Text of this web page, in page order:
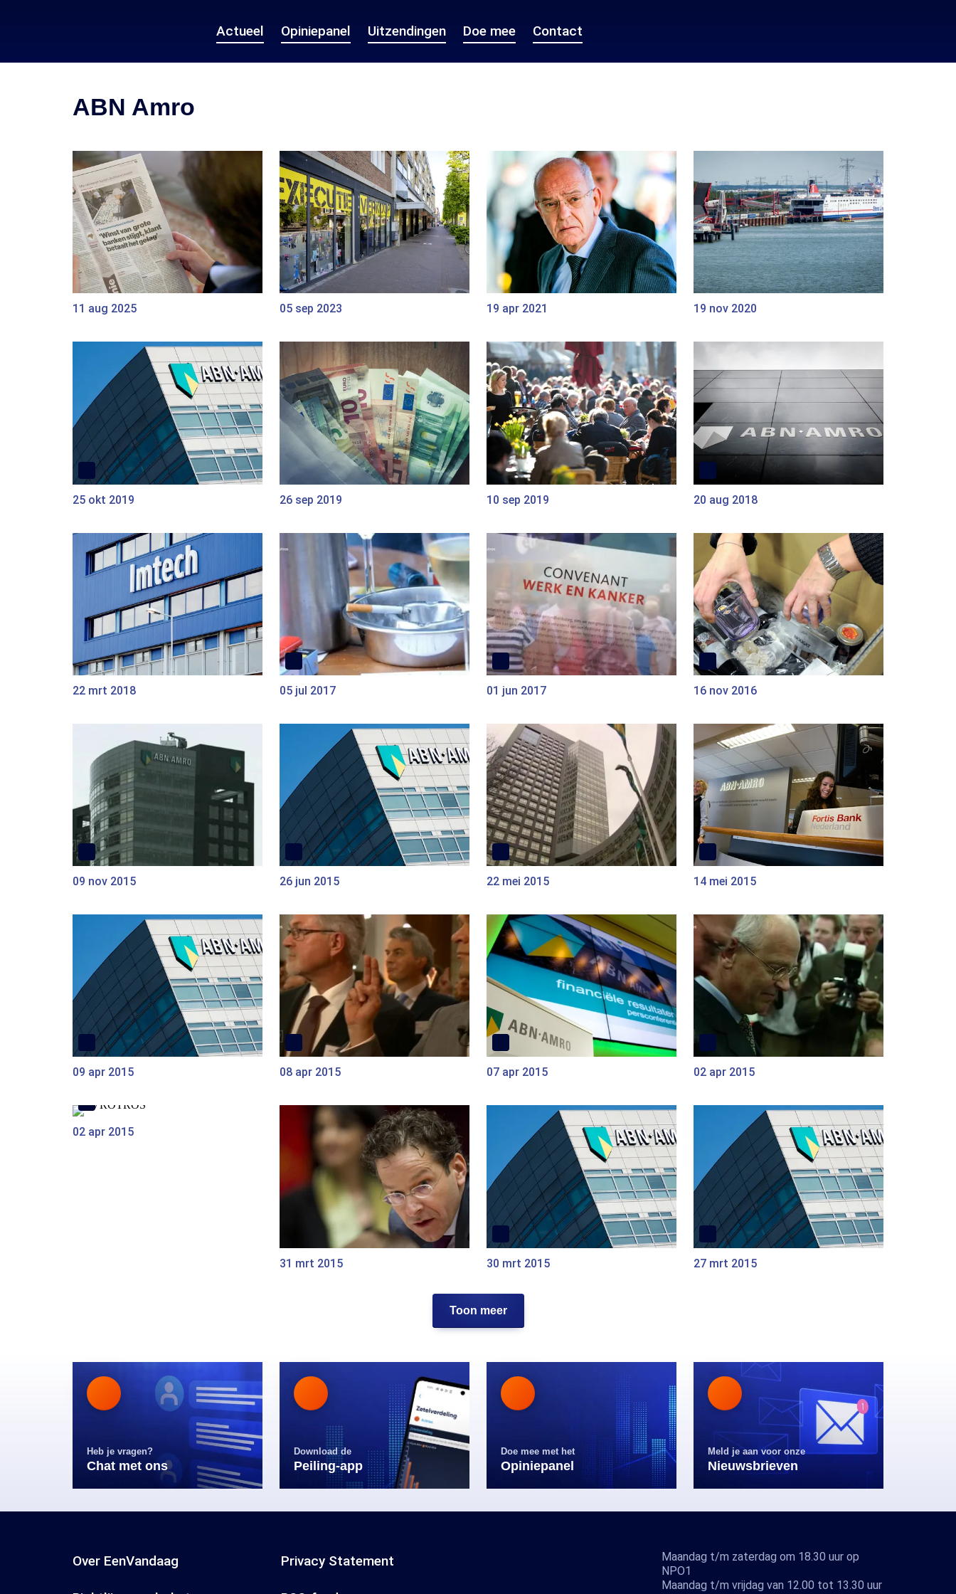
Actueel Opiniepanel Uitzendingen Doe mee Contact
ABN Amro
11 aug 2025 05 sep 2023 19 apr 2021 19 nov 2020
25 okt 2019 26 sep 2019 10 sep 2019 20 aug 2018
22 mrt 2018 05 jul 2017 01 jun 2017 16 nov 2016
09 nov 2015 26 jun 2015 22 mei 2015 14 mei 2015
09 apr 2015 08 apr 2015 07 apr 2015 02 apr 2015
02 apr 2015
31 mrt 2015 30 mrt 2015 27 mrt 2015
Toon meer
Heb je vragen?
Chat met ons
Download de
Peiling-app
Doe mee met het
Opiniepanel
Meld je aan voor onze
Nieuwsbrieven
Over EenVandaag Privacy Statement
Maandag t/m zaterdag om 18.30 uur op
NPO1
Maandag t/m vrijdag van 12.00 tot 13.30 uur